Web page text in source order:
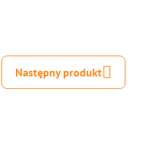
Następny produkt